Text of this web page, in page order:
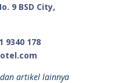
9 BSD City,
9340 178
artikel lainnya